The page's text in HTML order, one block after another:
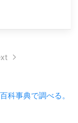
科事典で調べる。